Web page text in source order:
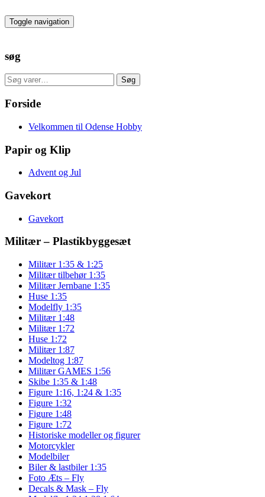
to
the
Toggle navigation
søg
Søg
efter:
Søg
Forside
Velkommen til Odense Hobby
Papir og Klip
Advent og Jul
Gavekort
Gavekort
Militær – Plastikbyggesæt
Militær 1:35 & 1:25
Militær tilbehør 1:35
Militær Jernbane 1:35
Huse 1:35
Modelfly 1:35
Militær 1:48
Militær 1:72
Huse 1:72
Militær 1:87
Modeltog 1:87
Militær GAMES 1:56
Skibe 1:35 & 1:48
Figure 1:16, 1:24 & 1:35
Figure 1:32
Figure 1:48
Figure 1:72
Historiske modeller og figurer
Motorcykler
Modelbiler
Biler & lastbiler 1:35
Foto Æts – Fly
Decals & Mask – Fly